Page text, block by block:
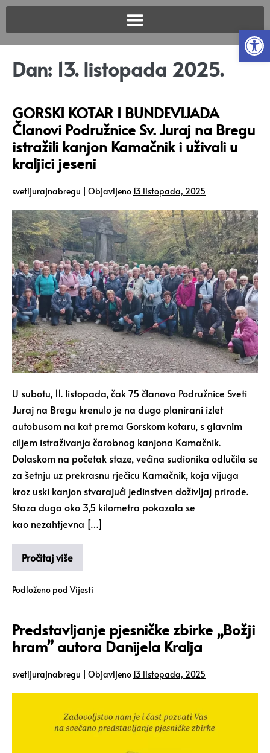
Dan: 13. listopada 2025.
GORSKI KOTAR I BUNDEVIJADA
Članovi Podružnice Sv. Juraj na Bregu
istražili kanjon Kamačnik i uživali u
kraljici jeseni
svetijurajnabregu | Objavljeno 13 listopada, 2025
U subotu, 11. listopada, čak 75 članova Podružnice Sveti
Juraj na Bregu krenulo je na dugo planirani izlet
autobusom na kat prema Gorskom kotaru, s glavnim
ciljem istraživanja čarobnog kanjona Kamačnik.
Dolaskom na početak staze, većina sudionika odlučila se
za šetnju uz prekrasnu rječicu Kamačnik, koja vijuga
kroz uski kanjon stvarajući jedinstven doživljaj prirode.
Staza duga oko 3,5 kilometra pokazala se
kao nezahtjevna […]
Pročitaj više
Podloženo pod Vijesti
Predstavljanje pjesničke zbirke „Božji
hram” autora Danijela Kralja
svetijurajnabregu | Objavljeno 13 listopada, 2025